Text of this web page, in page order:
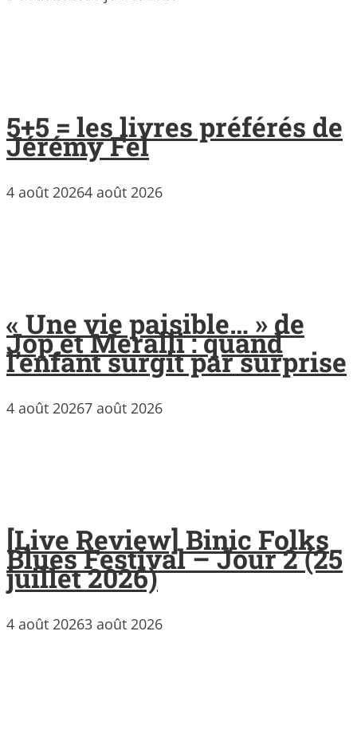
5+5 = les livres préférés de
Jérémy Fel
4 août 20264 août 2026
« Une vie paisible… » de
Jop et Meralli : quand
l’enfant surgit par surprise
4 août 20267 août 2026
[Live Review] Binic Folks
Blues Festival – Jour 2 (25
juillet 2026)
4 août 20263 août 2026